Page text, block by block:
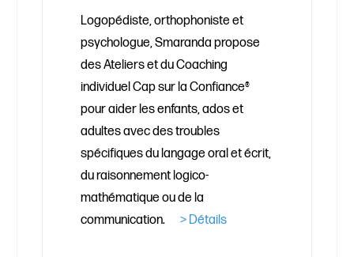
Logopédiste, orthophoniste et
psychologue, Smaranda propose
des Ateliers et du Coaching
individuel Cap sur la Confiance®
pour aider les enfants, ados et
adultes avec des troubles
spécifiques du langage oral et écrit,
du raisonnement logico-
mathématique ou de la
communication.
> Détails